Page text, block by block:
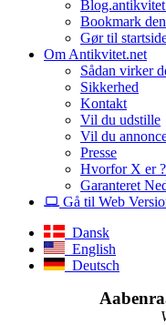
Bookmark
Gør til
Om Antikvitet.net
Sådan virker
Sikkerhed
Kontakt
Vil du udstille
Vil du
Presse
Hvorfor X er ?
Garanteret
Gå til Web
Dansk
English
Deutsch